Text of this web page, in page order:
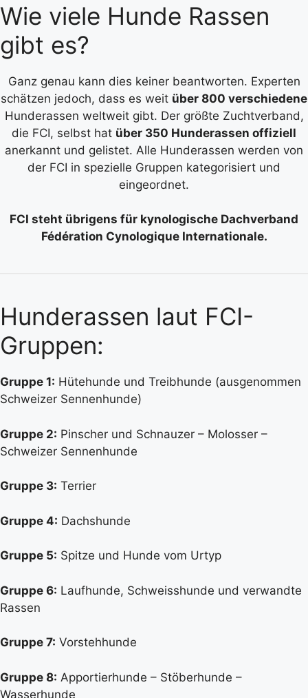
Wie viele Hunde Rassen
gibt es?
Ganz genau kann dies keiner beantworten. Experten
schätzen jedoch, dass es weit über 800 verschiedene
Hunderassen weltweit gibt. Der größte Zuchtverband,
die FCI, selbst hat über 350 Hunderassen offiziell
anerkannt und gelistet. Alle Hunderassen werden von
der FCI in spezielle Gruppen kategorisiert und
eingeordnet.
FCI steht übrigens für kynologische Dachverband
Fédération Cynologique Internationale.
Hunderassen laut FCI-
Gruppen:
Gruppe 1: Hütehunde und Treibhunde (ausgenommen
Schweizer Sennenhunde)
Gruppe 2: Pinscher und Schnauzer – Molosser –
Schweizer Sennenhunde
Gruppe 3: Terrier
Gruppe 4: Dachshunde
Gruppe 5: Spitze und Hunde vom Urtyp
Gruppe 6: Laufhunde, Schweisshunde und verwandte
Rassen
Gruppe 7: Vorstehhunde
Gruppe 8: Apportierhunde – Stöberhunde –
Wasserhunde